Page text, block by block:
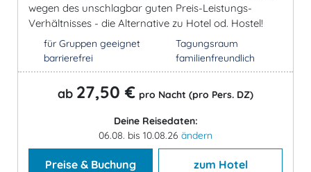
wegen des unschlagbar guten Preis-Leistungs-
Verhältnisses - die Alternative zu Hotel od. Hostel!
für Gruppen geeignet
barrierefrei
Tagungsraum
familienfreundlich
ab 27,50 € pro Nacht (pro Pers. DZ)
Deine Reisedaten:
06.08. bis 10.08.26 ändern
Preise & Buchung zum Hotel